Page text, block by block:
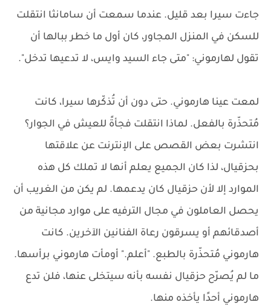
جاءت سيرا بعد قليل. عندما سمعت أن سامانثا انتقلت
للسكن في المنزل المجاور، كان أول ما خطر ببالها أن
تقول لهارموني: "متى جاء السيد وايس، لا تدعيها تدخل".
لمعت عينا هارموني. حتى دون أن تُذكّرها سيرا، كانت
مُتحذّرة بالفعل. لماذا انتقلت فجأةً للعيش في الجوار؟
انتشرت بعض القصص على الإنترنت عن علاقتها
بحزقيال، لذا كان الجميع يعلم أنها لا تملك كل هذه
الموارد إلا لأن حزقيال كان يدعمها. لم يكن من الغريب أن
يحصل العاملون في مجال الترفيه على موارد مجانية من
أصدقائهم أو يسرقون رعاة الفنانين الآخرين. كانت
هارموني مُتحذّرة بالطبع. "أعلم." أومأت هارموني برأسها.
ما لم يُصرّح حزقيال نفسه بأنه سيتخلى عنها، فلن تدع
هارموني أحدًا يأخذه منها.